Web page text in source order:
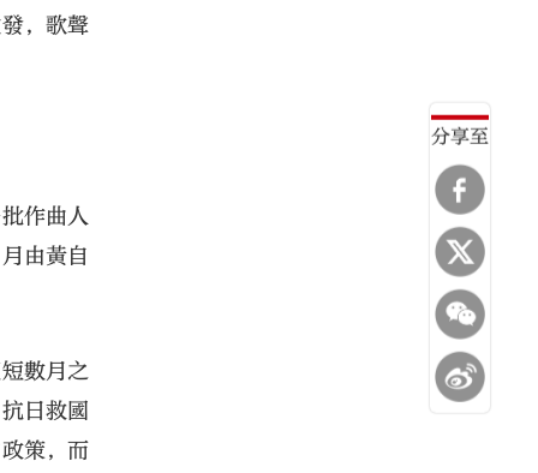
分享至
，歌聲
作曲人
由黃自
數月之
日救國
策，而